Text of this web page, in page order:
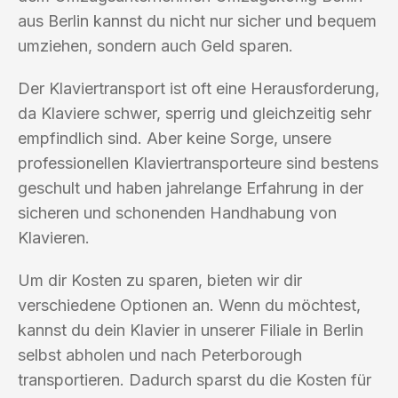
aus Berlin kannst du nicht nur sicher und bequem
umziehen, sondern auch Geld sparen.
Der Klaviertransport ist oft eine Herausforderung,
da Klaviere schwer, sperrig und gleichzeitig sehr
empfindlich sind. Aber keine Sorge, unsere
professionellen Klaviertransporteure sind bestens
geschult und haben jahrelange Erfahrung in der
sicheren und schonenden Handhabung von
Klavieren.
Um dir Kosten zu sparen, bieten wir dir
verschiedene Optionen an. Wenn du möchtest,
kannst du dein Klavier in unserer Filiale in Berlin
selbst abholen und nach Peterborough
transportieren. Dadurch sparst du die Kosten für